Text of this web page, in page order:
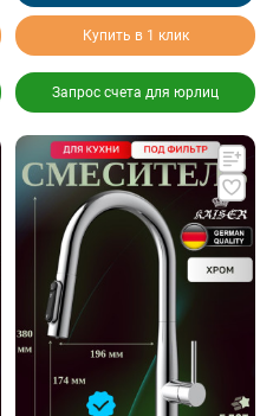
Купить в 1 клик
Запрос счета для юрлиц